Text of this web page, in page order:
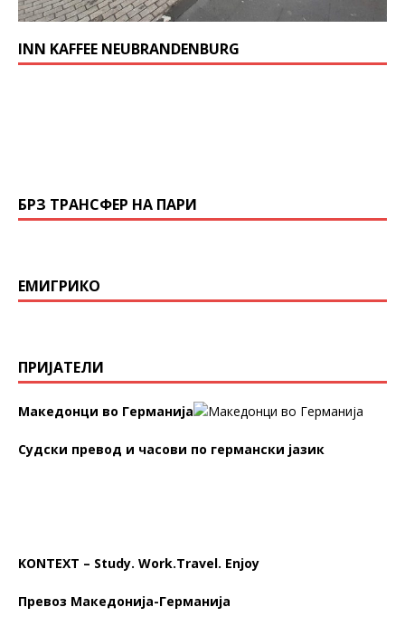
INN KAFFEE NEUBRANDENBURG
БРЗ ТРАНСФЕР НА ПАРИ
ЕМИГРИКО
ПРИЈАТЕЛИ
Македонци во Германија
Судски превод и часови по германски јазик
KONTEXT – Study. Work.Travel. Enjoy
Превоз Македонија-Германија